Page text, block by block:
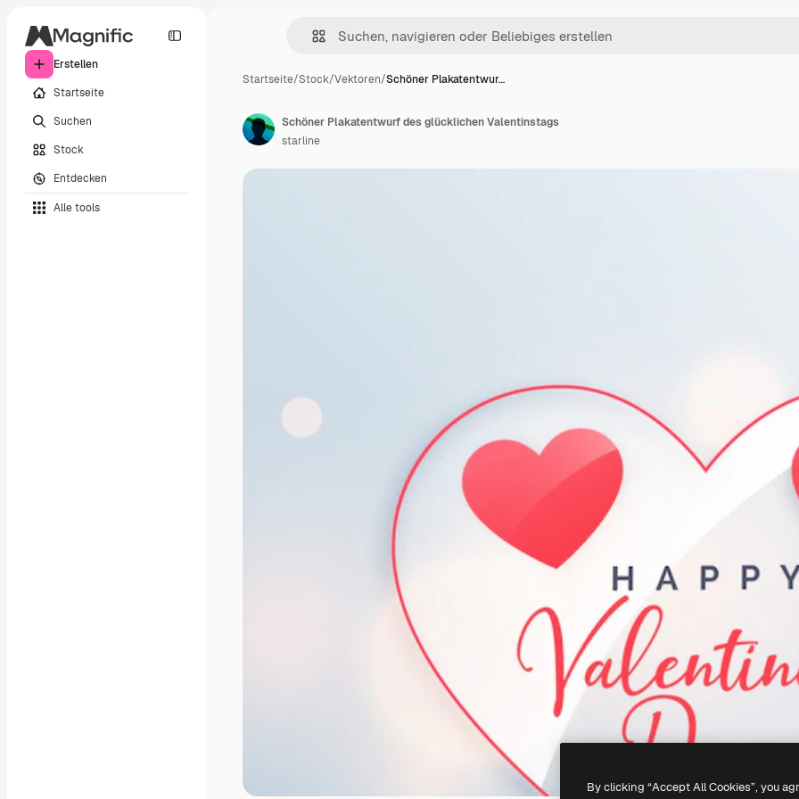
Erstellen
Startseite
Suchen
Stock
Entdecken
Alle tools
Startseite/Stock/Vektoren/Schöner Plakatentwur…
Schöner Plakatentwurf des glücklichen Valentinstags
starline
By clicking “Accept All Cookies”, you